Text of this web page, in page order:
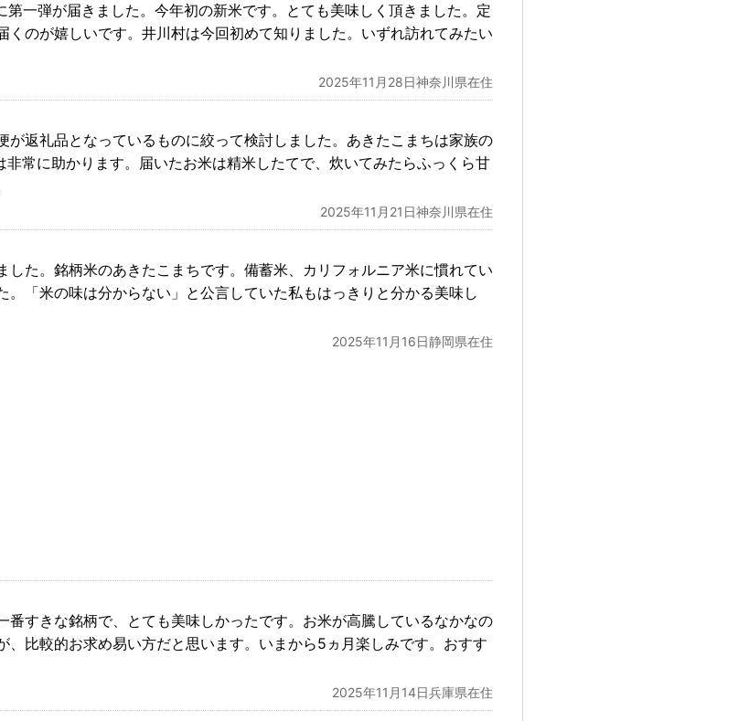
第一弾が届きました。今年初の新米です。とても美味しく頂きました。定
くのが嬉しいです。井川村は今回初めて知りました。いずれ訪れてみたい
2025年11月28日神奈川県在住
が返礼品となっているものに絞って検討しました。あきたこまちは家族の
常に助かります。届いたお米は精米したてで、炊いてみたらふっくら甘
2025年11月21日神奈川県在住
した。銘柄米のあきたこまちです。備蓄米、カリフォルニア米に慣れてい
。「米の味は分からない」と公言していた私もはっきりと分かる美味し
2025年11月16日静岡県在住
番すきな銘柄で、とても美味しかったです。お米が高騰しているなかなの
、比較的お求め易い方だと思います。いまから5ヵ月楽しみです。おすす
2025年11月14日兵庫県在住